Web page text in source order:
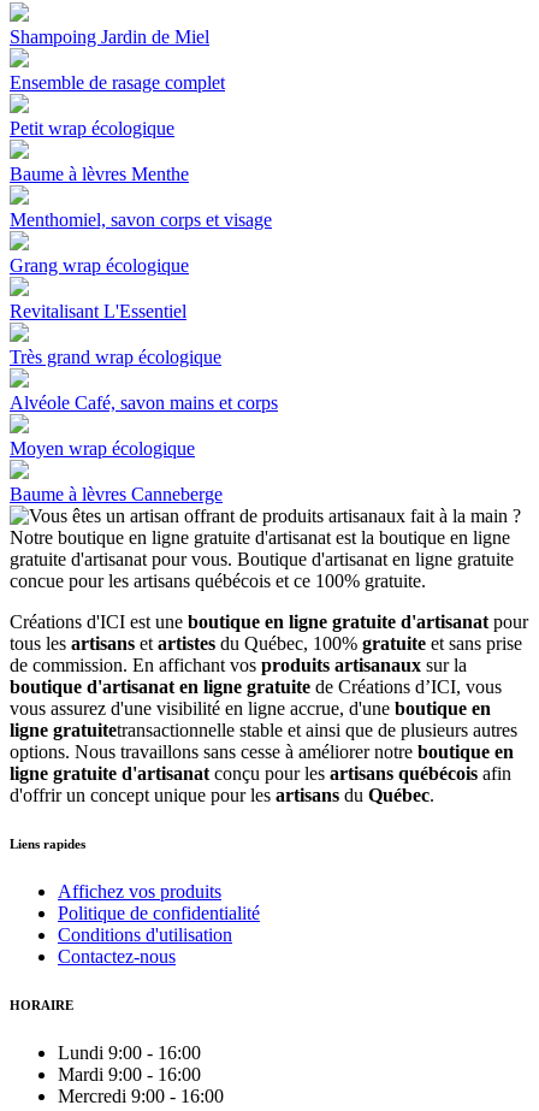
Shampoing Jardin de Miel
Ensemble de rasage complet
Petit wrap écologique
Baume à lèvres Menthe
Menthomiel, savon corps et visage
Grang wrap écologique
Revitalisant L'Essentiel
Très grand wrap écologique
Alvéole Café, savon mains et corps
Moyen wrap écologique
Baume à lèvres Canneberge
Créations d'ICI est une boutique en ligne gratuite d'artisanat pour
tous les artisans et artistes du Québec, 100% gratuite et sans prise
de commission. En affichant vos produits artisanaux sur la
boutique d'artisanat en ligne gratuite de Créations d’ICI, vous
vous assurez d'une visibilité en ligne accrue, d'une boutique en
ligne gratuitetransactionnelle stable et ainsi que de plusieurs autres
options. Nous travaillons sans cesse à améliorer notre boutique en
ligne gratuite d'artisanat conçu pour les artisans québécois afin
d'offrir un concept unique pour les artisans du Québec.
Liens rapides
Affichez vos produits
Politique de confidentialité
Conditions d'utilisation
Contactez-nous
HORAIRE
Lundi 9:00 - 16:00
Mardi 9:00 - 16:00
Mercredi 9:00 - 16:00